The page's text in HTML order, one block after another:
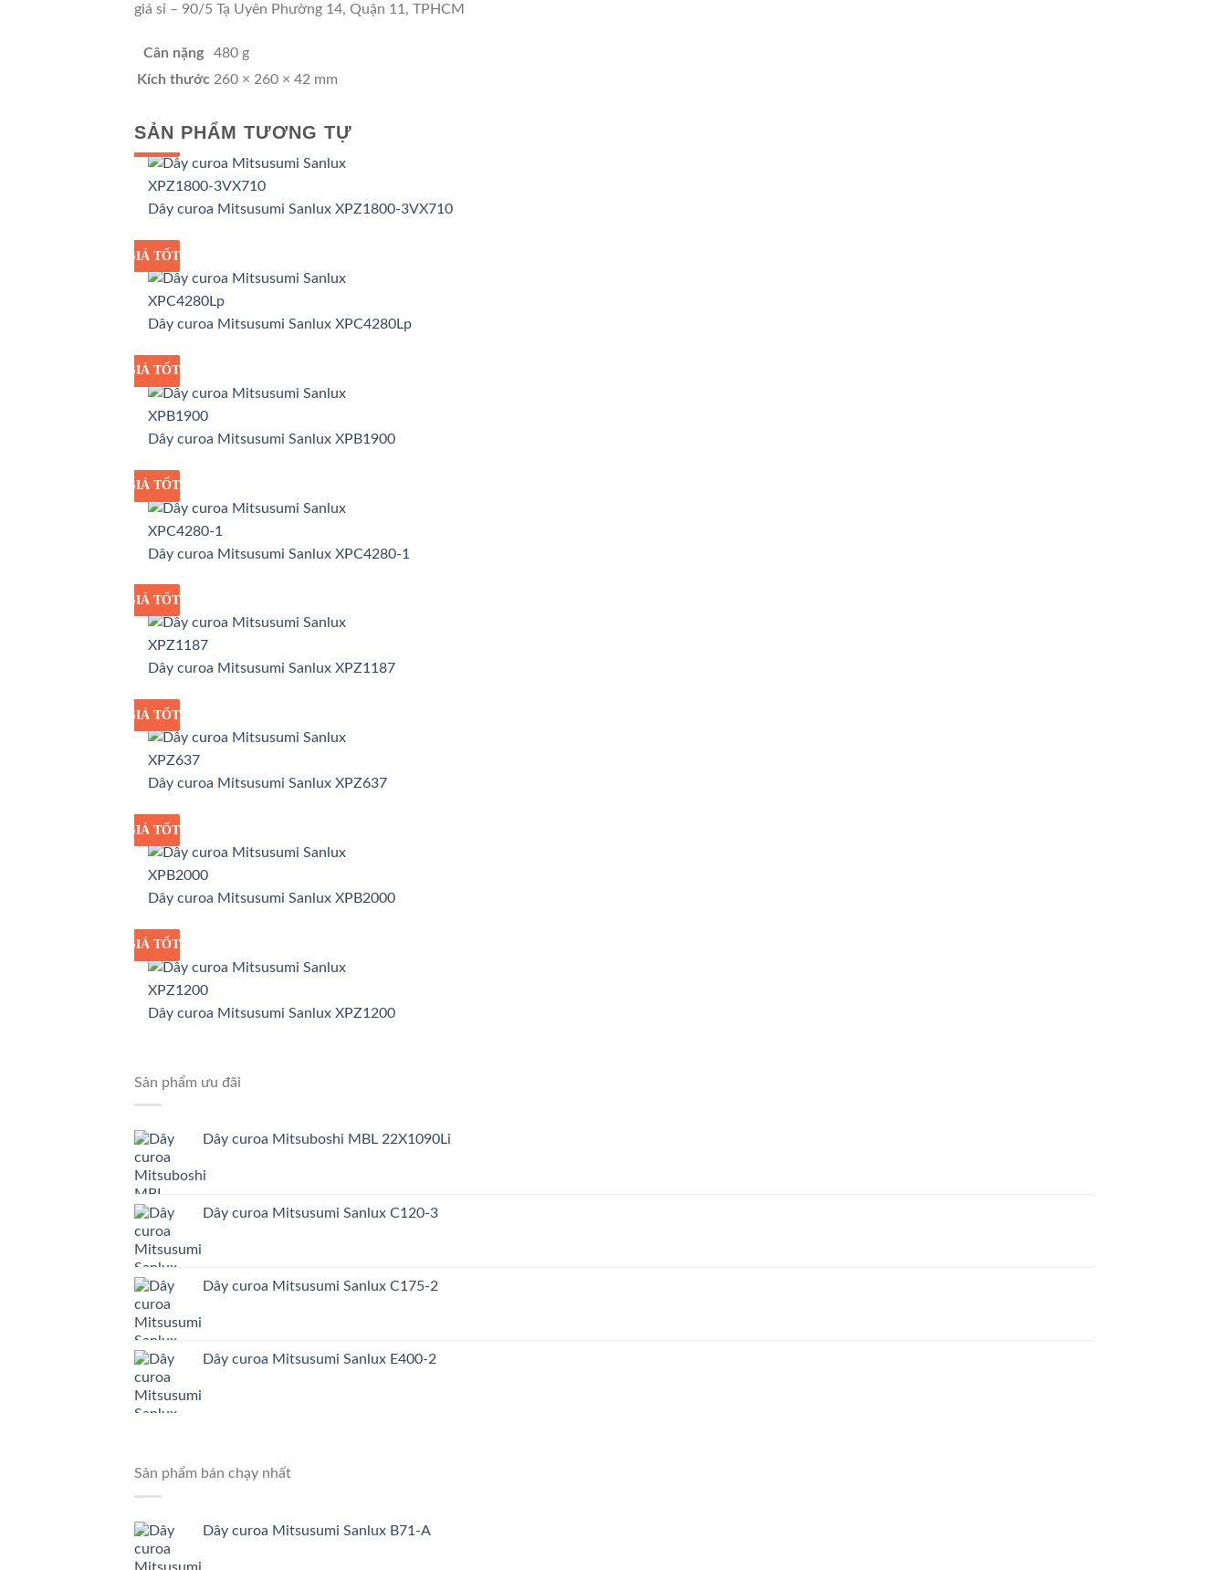
giá sỉ – 90/5 Tạ Uyên Phường 14, Quận 11, TPHCM
Cân nặng
480 g
Kích thước 260 × 260 × 42 mm
SẢN PHẨM TƯƠNG TỰ
GIÁ SỈ
GIÁ TỐT
Dây curoa Mitsusumi Sanlux XPZ1800-3VX710
GIÁ SỈ
GIÁ TỐT
Dây curoa Mitsusumi Sanlux XPC4280Lp
GIÁ SỈ
GIÁ TỐT
Dây curoa Mitsusumi Sanlux XPB1900
GIÁ SỈ
GIÁ TỐT
Dây curoa Mitsusumi Sanlux XPC4280-1
GIÁ SỈ
GIÁ TỐT
Dây curoa Mitsusumi Sanlux XPZ1187
GIÁ SỈ
GIÁ TỐT
Dây curoa Mitsusumi Sanlux XPZ637
GIÁ SỈ
GIÁ TỐT
Dây curoa Mitsusumi Sanlux XPB2000
GIÁ SỈ
GIÁ TỐT
Dây curoa Mitsusumi Sanlux XPZ1200
Sản phẩm ưu đãi
Dây curoa Mitsuboshi MBL 22X1090Li
Dây curoa Mitsusumi Sanlux C120-3
Dây curoa Mitsusumi Sanlux C175-2
Dây curoa Mitsusumi Sanlux E400-2
Sản phẩm bán chạy nhất
Dây curoa Mitsusumi Sanlux B71-A